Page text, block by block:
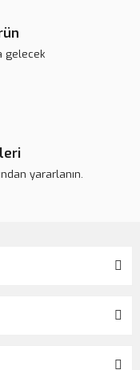
gelecek
yararlanın.